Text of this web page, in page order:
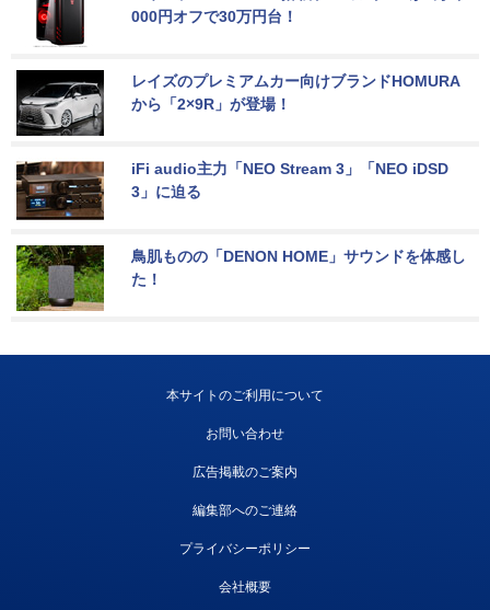
000円オフで30万円台！
レイズのプレミアムカー向けブランドHOMURA
から「2×9R」が登場！
iFi audio主力「NEO Stream 3」「NEO iDSD
3」に迫る
鳥肌ものの「DENON HOME」サウンドを体感し
た！
本サイトのご利用について
お問い合わせ
広告掲載のご案内
編集部へのご連絡
プライバシーポリシー
会社概要